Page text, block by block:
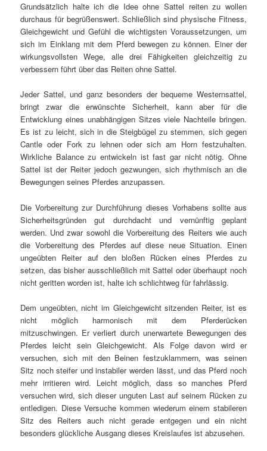
Grundsätzlich halte ich die Idee ohne Sattel reiten zu wollen
durchaus für begrüßenswert. Schließlich sind physische Fitness,
Gleichgewicht und Gefühl die wichtigsten Voraussetzungen, um
sich im Einklang mit dem Pferd bewegen zu können. Einer der
wirkungsvollsten Wege, alle drei Fähigkeiten gleichzeitig zu
verbessern führt über das Reiten ohne Sattel.
Jeder Sattel, und ganz besonders der bequeme Westernsattel,
bringt zwar die erwünschte Sicherheit, kann aber für die
Entwicklung eines unabhängigen Sitzes viele Nachteile bringen.
Es ist zu leicht, sich in die Steigbügel zu stemmen, sich gegen
Cantle oder Fork zu lehnen oder sich am Horn festzuhalten.
Wirkliche Balance zu entwickeln ist fast gar nicht nötig. Ohne
Sattel ist der Reiter jedoch gezwungen, sich rhythmisch an die
Bewegungen seines Pferdes anzupassen.
Die Vorbereitung zur Durchführung dieses Vorhabens sollte aus
Sicherheitsgründen gut durchdacht und vernünftig geplant
werden. Und zwar sowohl die Vorbereitung des Reiters wie auch
die Vorbereitung des Pferdes auf diese neue Situation. Einen
ungeübten Reiter auf den bloßen Rücken eines Pferdes zu
setzen, das bisher ausschließlich mit Sattel oder überhaupt noch
nicht geritten worden ist, halte ich schlichtweg für fahrlässig.
Dem ungeübten, nicht im Gleichgewicht sitzenden Reiter, ist es
nicht möglich harmonisch mit dem Pferderücken
mitzuschwingen. Er verliert durch unerwartete Bewegungen des
Pferdes leicht sein Gleichgewicht. Als Folge davon wird er
versuchen, sich mit den Beinen festzuklammern, was seinen
Sitz noch steifer und instabiler werden lässt, und das Pferd noch
mehr irritieren wird. Leicht möglich, dass so manches Pferd
versuchen wird, sich dieser unguten Last auf seinem Rücken zu
entledigen. Diese Versuche kommen wiederum einem stabileren
Sitz des Reiters auch nicht gerade entgegen und ein nicht
besonders glückliche Ausgang dieses Kreislaufes ist abzusehen.